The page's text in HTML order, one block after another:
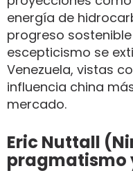
energía de
progreso
escepticismo se
Venezuela, vistas
influencia china
mercado.
Eric Nuttall
pragmatismo